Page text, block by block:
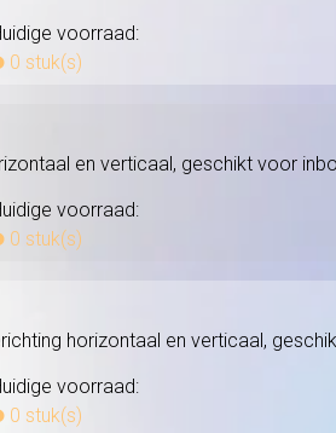
voorraad:
0 stuk(s)
en verticaal, geschikt voor
voorraad:
0 stuk(s)
horizontaal en verticaal,
voorraad:
0 stuk(s)